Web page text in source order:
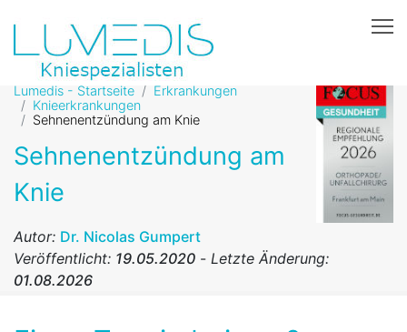
Lumedis - Startseite
Erkrankungen
Knieerkrankungen
Sehnenentzündung am Knie
Sehnenentzündung am
Knie
Autor: Dr. Nicolas Gumpert
Veröffentlicht: 19.05.2020 - Letzte Änderung:
01.08.2026